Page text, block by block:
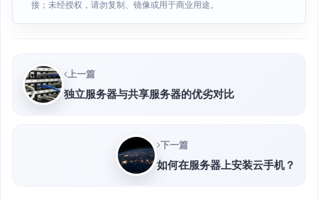
接；未经授权，请勿复制、镜像或用于商业用途。
上一篇
独立服务器与共享服务器的优劣对比
下一篇
如何在服务器上安装云手机？